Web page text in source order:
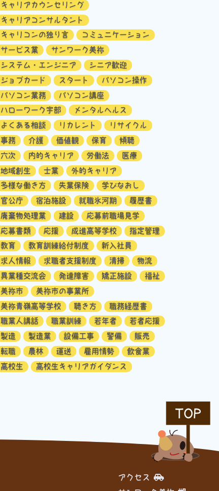
キャリアカウンセリング
キャリアコンサルタント
キャリコンの独り言
コミュニケーション
サービス業
サンワーク美祢
システム・エンジニア
シニア歓迎
ジョブカード
スタート
パソコン操作
パソコン業務
パソコン講座
ハローワーク宇部
メンタルヘルス
よくある相談
リカレント
リサイクル
事務
介護 価値観 保育
傾聴
六次
内的キャリア 労働法
医療
地域創生
士業
外的キャリア
多様な働き方
失業保険
学びなおし
官公庁
宿泊施設 就職氷河期
履歴書
廃棄物処理業
建設
応募前職場見学
応募書類
応援 成進高等学校
指定管理
教育
教育訓練給付制度
新入社員
求人情報
求職者支援制度 清掃
物流
異業種交流会
発達障害 矯正施設
福祉
美祢市
美祢市の事業所
美祢青嶺高等学校
聴き方
職務経歴書
職業人講話
職業訓練 若年者
若者応援
製造
製造業 設備工事 警備
販売
転職
農林 運送 雇用情勢
飲食業
高校生
高校生キャリアガイダンス
TOP
アクセス